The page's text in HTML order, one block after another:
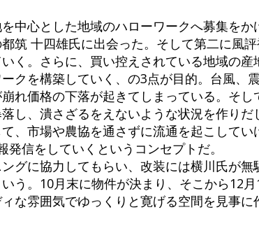
中心とした地域のハローワークへ募集をか
筑 十四雄氏に出会った。そして第二に風
く。さらに、買い控えされている地域の産
クを構築していく、の3点が目的。台風、震
れ価格の下落が起きてしまっている。そし
し、潰さざるをえないような状況を作りだ
、市場や農協を通さずに流通を起こしてい
信をしていくというコンセプトだ。
グに協力してもらい、改装には横川氏が無
う。10月末に物件が決まり、そこから12
な雰囲気でゆっくりと寛げる空間を見事に